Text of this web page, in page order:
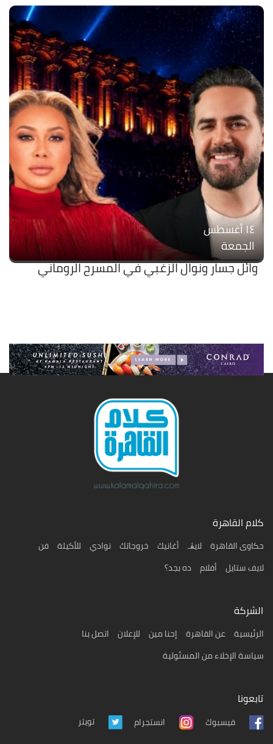
۱٤ أغسطس
الجمعة
وائل جسار ونوال الزغبي في المسرح الروماني
كلام القاهرة
حكاوى القاهرة لايڨـ أغانيك خروجاتك نوادي للأكيلة فن
لايف ستايل أفلام ده بجد؟
الشركة
الرئيسية عن القاهرة إحنا مين للإعلان اتصل بنا
سياسة الإخلاء من المسئولية
تابعونا
فيسبوك انستجرام تويتر